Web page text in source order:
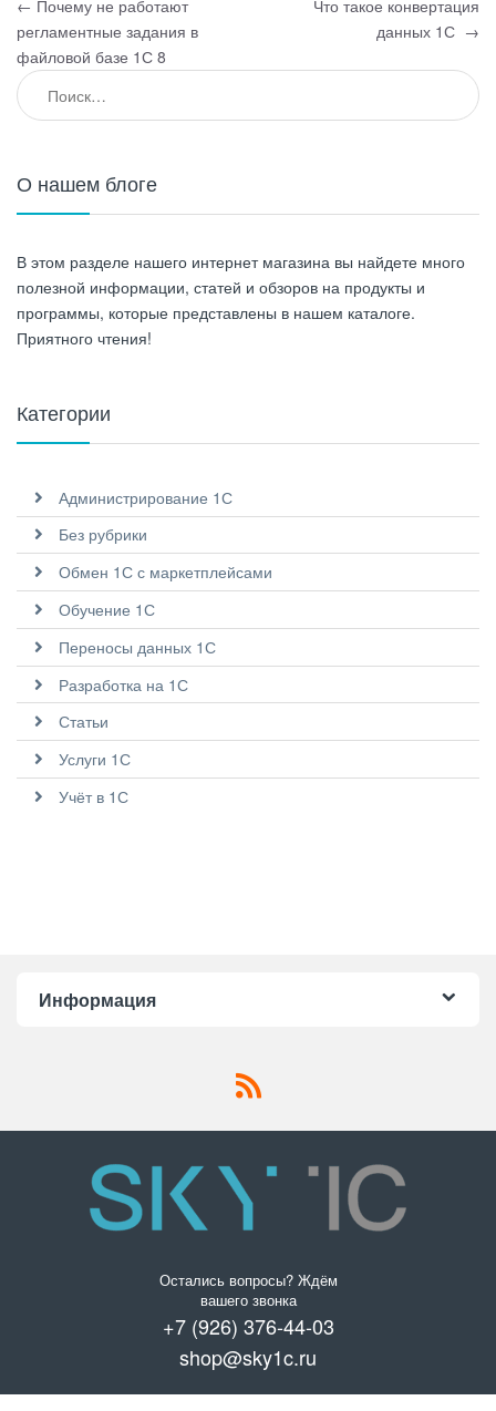
← Почему не работают
регламентные задания в
файловой базе 1С 8
Что такое конвертация
данных 1С →
О нашем блоге
В этом разделе нашего интернет магазина вы найдете много
полезной информации, статей и обзоров на продукты и
программы, которые представлены в нашем каталоге.
Приятного чтения!
Категории
Администрирование 1С
Без рубрики
Обмен 1С с маркетплейсами
Обучение 1С
Переносы данных 1С
Разработка на 1С
Статьи
Услуги 1С
Учёт в 1С
Информация
Остались вопросы? Ждём
вашего звонка
+7 (926) 376-44-03
shop@sky1c.ru